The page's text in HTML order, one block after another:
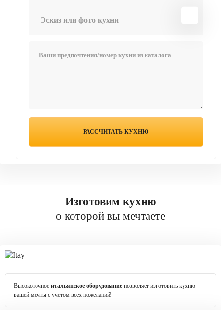
Эскиз или фото кухни
Изготовим кухню
о которой вы мечтаете
Высокоточное итальянское оборудование позволяет изготовить кухню
вашей мечты с учетом всех пожеланий!